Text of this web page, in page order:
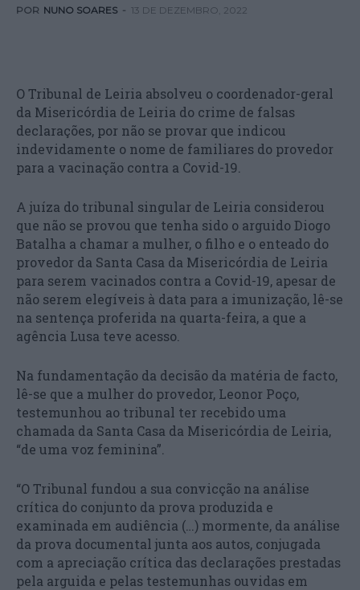
POR NUNO SOARES - 13 DE DEZEMBRO, 2022
O Tribunal de Leiria absolveu o coordenador-geral
da Misericórdia de Leiria do crime de falsas
declarações, por não se provar que indicou
indevidamente o nome de familiares do provedor
para a vacinação contra a Covid-19.
A juíza do tribunal singular de Leiria considerou
que não se provou que tenha sido o arguido Diogo
Batalha a chamar a mulher, o filho e o enteado do
provedor da Santa Casa da Misericórdia de Leiria
para serem vacinados contra a Covid-19, apesar de
não serem elegíveis à data para a imunização, lê-se
na sentença proferida na quarta-feira, a que a
agência Lusa teve acesso.
Na fundamentação da decisão da matéria de facto,
lê-se que a mulher do provedor, Leonor Poço,
testemunhou ao tribunal ter recebido uma
chamada da Santa Casa da Misericórdia de Leiria,
“de uma voz feminina”.
“O Tribunal fundou a sua convicção na análise
crítica do conjunto da prova produzida e
examinada em audiência (…) mormente, da análise
da prova documental junta aos autos, conjugada
com a apreciação crítica das declarações prestadas
pela arguida e pelas testemunhas ouvidas em